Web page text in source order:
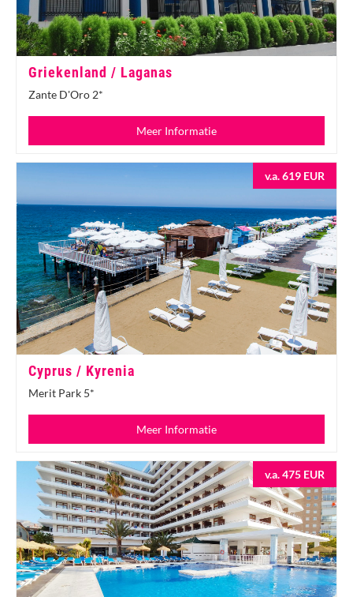
Griekenland / Laganas
Zante D'Oro 2*
Meer Informatie
v.a. 619 EUR
Cyprus / Kyrenia
Merit Park 5*
Meer Informatie
v.a. 475 EUR